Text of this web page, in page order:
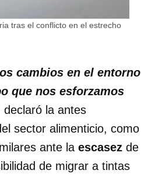
tras el conflicto en el estrecho
cambios en el entorno
que nos esforzamos
declaró la antes
sector alimenticio, como
ante la escasez de
de migrar a tintas